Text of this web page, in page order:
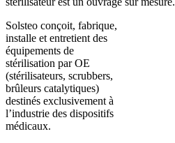
Solsteo conçoit, fabrique,
installe et entretient des
équipements de
stérilisation par OE
(stérilisateurs, scrubbers,
brûleurs catalytiques)
destinés exclusivement à
l’industrie des dispositifs
médicaux.